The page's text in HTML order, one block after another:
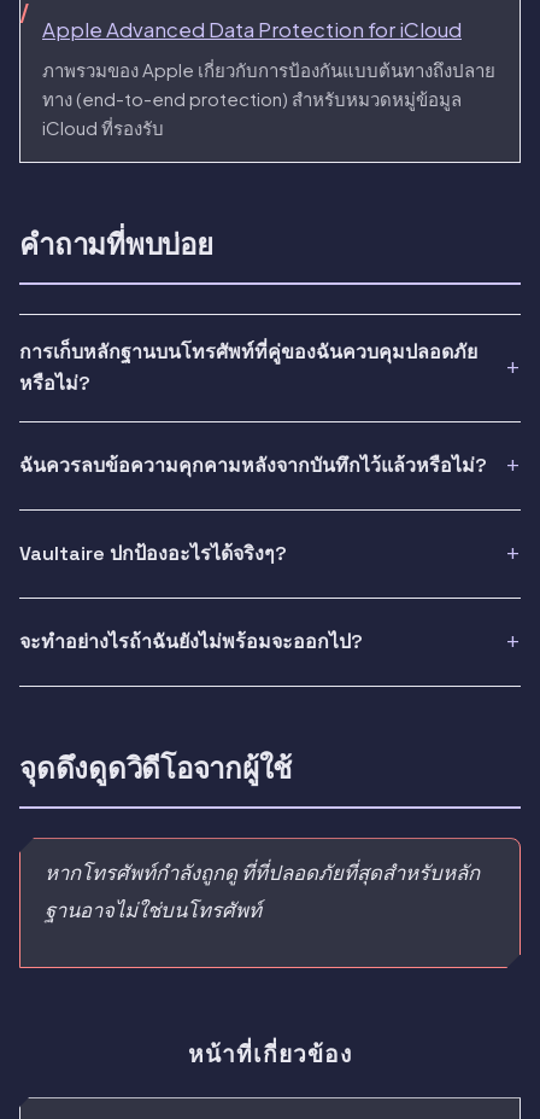
Apple Advanced Data Protection for iCloud
ภาพรวมของ Apple เกี่ยวกับการป้องกันแบบต้นทางถึงปลาย
ทาง (end-to-end protection) สำหรับหมวดหมู่ข้อมูล
iCloud ที่รองรับ
คำถามที่พบบ่อย
การเก็บหลักฐานบนโทรศัพท์ที่คู่ของฉันควบคุมปลอดภัย
หรือไม่?
ฉันควรลบข้อความคุกคามหลังจากบันทึกไว้แล้วหรือไม่?
Vaultaire ปกป้องอะไรได้จริงๆ?
จะทำอย่างไรถ้าฉันยังไม่พร้อมจะออกไป?
จุดดึงดูดวิดีโอจากผู้ใช้
หากโทรศัพท์กำลังถูกดู ที่ที่ปลอดภัยที่สุดสำหรับหลัก
ฐานอาจไม่ใช่บนโทรศัพท์
หน้าที่เกี่ยวข้อง